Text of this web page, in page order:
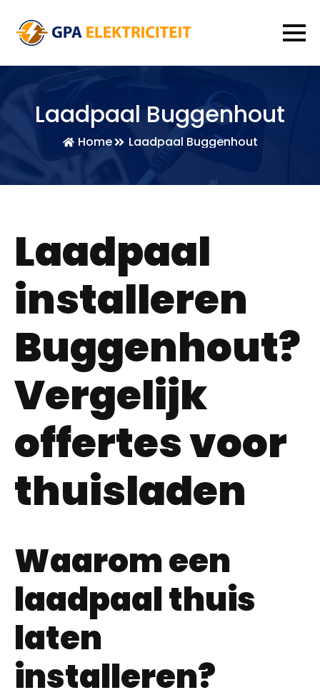
Laadpaal Buggenhout
Home Laadpaal Buggenhout
Laadpaal
installeren
Buggenhout?
Vergelijk
offertes voor
thuisladen
Waarom een
laadpaal thuis
laten
installeren?